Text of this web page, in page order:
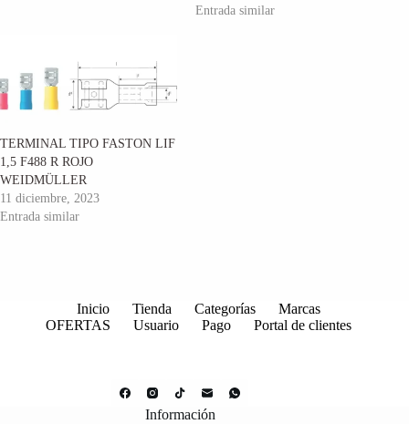
Entrada similar
TERMINAL TIPO FASTON LIF
1,5 F488 R ROJO
WEIDMÜLLER
11 diciembre, 2023
Entrada similar
Inicio Tienda Categorías
Marcas
OFERTAS
Usuario Pago Portal de clientes
Información